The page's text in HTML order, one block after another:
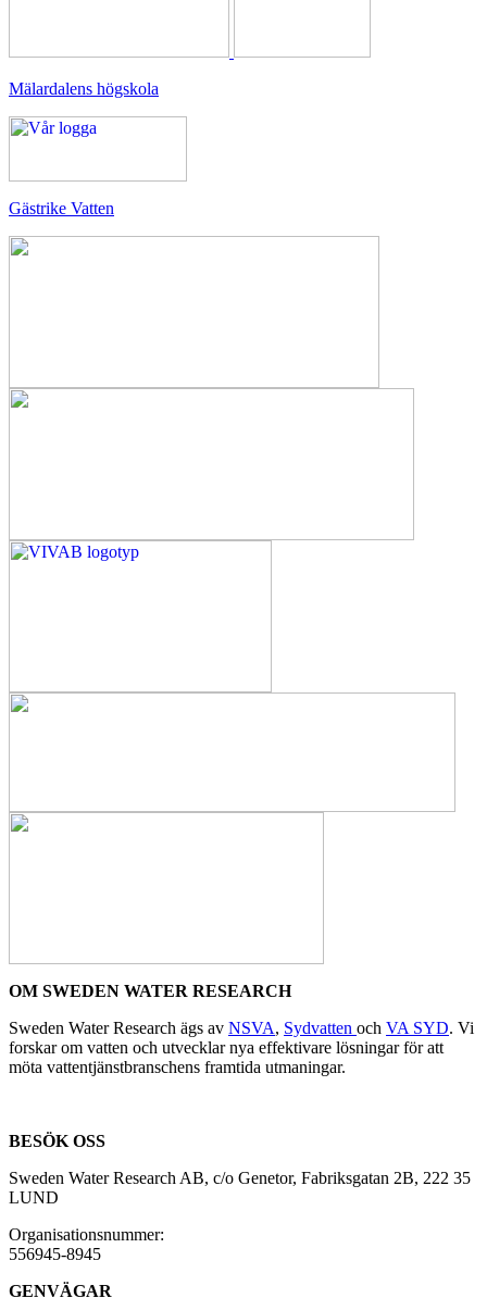
Mälardalens högskola
Gästrike Vatten
OM SWEDEN WATER RESEARCH
Sweden Water Research ägs av NSVA, Sydvatten och VA SYD. Vi
forskar om vatten och utvecklar nya effektivare lösningar för att
möta vattentjänstbranschens framtida utmaningar.
BESÖK OSS
Sweden Water Research AB, c/o Genetor, Fabriksgatan 2B, 222 35
LUND
Organisationsnummer:
556945-8945
GENVÄGAR